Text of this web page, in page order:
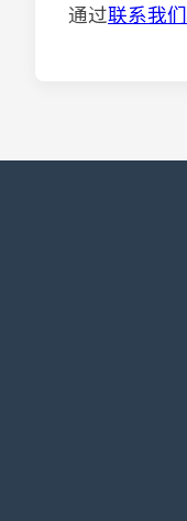
通过联系我们